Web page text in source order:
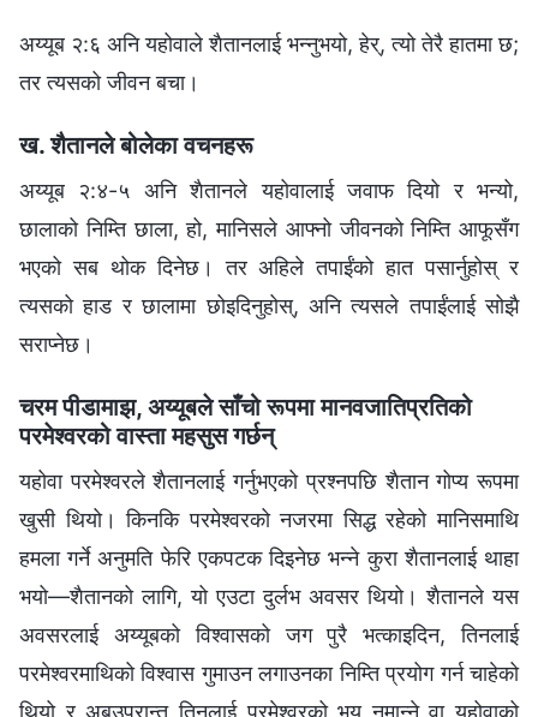
अय्यूब २:६ अनि यहोवाले शैतानलाई भन्नुभयो, हेर्, त्यो तेरै हातमा छ;
तर त्यसको जीवन बचा।
ख. शैतानले बोलेका वचनहरू
अय्यूब २:४-५ अनि शैतानले यहोवालाई जवाफ दियो र भन्यो,
छालाको निम्ति छाला, हो, मानिसले आफ्नो जीवनको निम्ति आफूसँग
भएको सब थोक दिनेछ। तर अहिले तपाईंको हात पसार्नुहोस् र
त्यसको हाड र छालामा छोइदिनुहोस्, अनि त्यसले तपाईंलाई सोझै
सराप्‍नेछ।
चरम पीडामाझ, अय्यूबले साँचो रूपमा मानवजातिप्रतिको
परमेश्‍वरको वास्ता महसुस गर्छन्
यहोवा परमेश्‍वरले शैतानलाई गर्नुभएको प्रश्‍नपछि शैतान गोप्य रूपमा
खुसी थियो। किनकि परमेश्‍वरको नजरमा सिद्ध रहेको मानिसमाथि
हमला गर्ने अनुमति फेरि एकपटक दिइनेछ भन्‍ने कुरा शैतानलाई थाहा
भयो—शैतानको लागि, यो एउटा दुर्लभ अवसर थियो। शैतानले यस
अवसरलाई अय्यूबको विश्‍वासको जग पुरै भत्काइदिन, तिनलाई
परमेश्‍वरमाथिको विश्‍वास गुमाउन लगाउनका निम्ति प्रयोग गर्न चाहेको
थियो र अबउप्रान्त तिनलाई परमेश्‍वरको भय नमान्‍ने वा यहोवाको